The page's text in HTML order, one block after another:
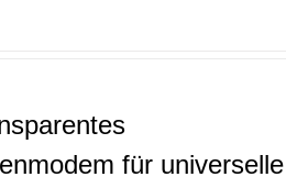
für universelle